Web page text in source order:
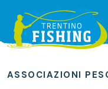
ASSOCIAZIONI